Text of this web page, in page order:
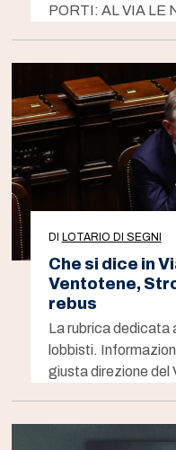
PORTI: AL VIA LE
DI LOTARIO DI SEGNI
Che si dice in
Ventotene,
rebus
La rubrica dedicata
lobbisti.
giusta direzione del